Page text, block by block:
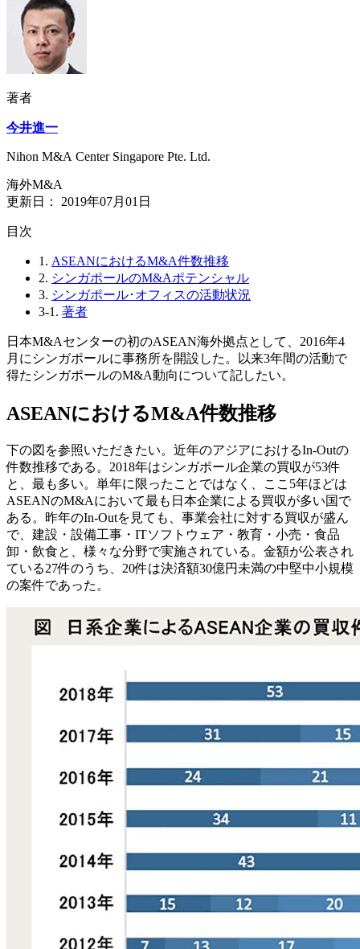
著者
今井進一
Nihon M&A Center Singapore Pte. Ltd.
海外M&A
更新日： 2019年07月01日
⽬次
1. ASEANにおけるM&A件数推移
2. シンガポールのM&Aポテンシャル
3. シンガポール･オフィスの活動状況
3-1. 著者
日本M&Aセンターの初のASEAN海外拠点として、2016年4
月にシンガポールに事務所を開設した。以来3年間の活動で
得たシンガポールのM&A動向について記したい。
ASEANにおけるM&A件数推移
下の図を参照いただきたい。近年のアジアにおけるIn-Outの
件数推移である。2018年はシンガポール企業の買収が53件
と、最も多い。単年に限ったことではなく、ここ5年ほどは
ASEANのM&Aにおいて最も日本企業による買収が多い国で
ある。昨年のIn-Outを見ても、事業会社に対する買収が盛ん
で、建設・設備工事・ITソフトウェア・教育・小売・食品
卸・飲食と、様々な分野で実施されている。金額が公表され
ている27件のうち、20件は決済額30億円未満の中堅中小規模
の案件であった。